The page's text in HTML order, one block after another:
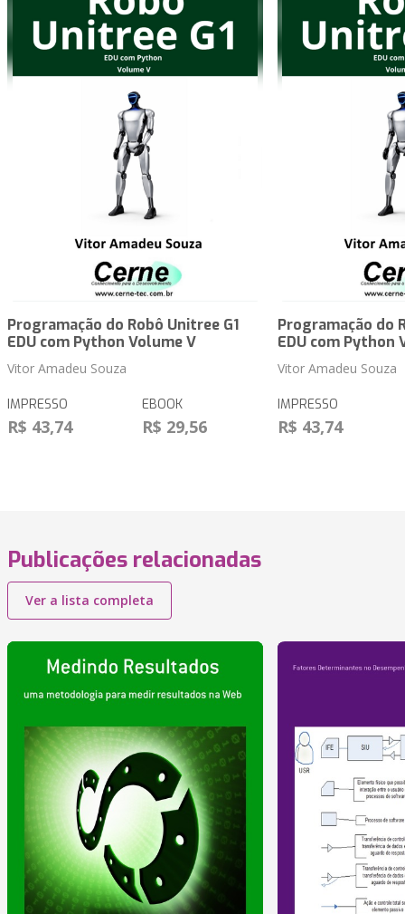
Programação do Robô Unitree G1
EDU com Python Volume V
Vitor Amadeu Souza
IMPRESSO
R$ 43,74
EBOOK
R$ 29,56
Programação do
EDU com Python
Vitor Amadeu Souza
IMPRESSO
R$ 43,74
Publicações relacionadas
Ver a lista completa